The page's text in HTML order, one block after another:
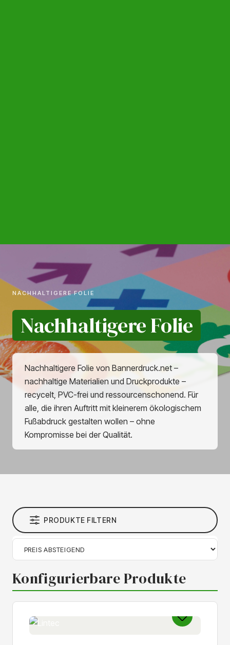
NACHHALTIGERE FOLIE
Nachhaltigere Folie
Nachhaltigere Folie von Bannerdruck.net –
nachhaltige Materialien und Druckprodukte –
recycelt, PVC-frei und ressourcenschonend. Für
alle, die ihren Auftritt mit kleinerem ökologischem
Fußabdruck gestalten wollen – ohne
Kompromisse bei der Qualität.
PRODUKTE FILTERN
Konfigurierbare Produkte